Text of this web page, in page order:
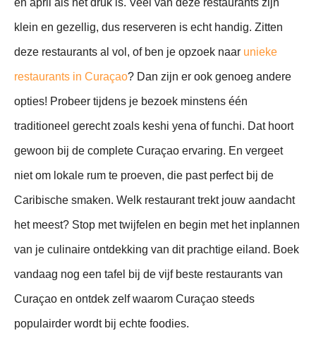
en april als het druk is. Veel van deze restaurants zijn
klein en gezellig, dus reserveren is echt handig. Zitten
deze restaurants al vol, of ben je opzoek naar unieke
restaurants in Curaçao? Dan zijn er ook genoeg andere
opties! Probeer tijdens je bezoek minstens één
traditioneel gerecht zoals keshi yena of funchi. Dat hoort
gewoon bij de complete Curaçao ervaring. En vergeet
niet om lokale rum te proeven, die past perfect bij de
Caribische smaken. Welk restaurant trekt jouw aandacht
het meest? Stop met twijfelen en begin met het inplannen
van je culinaire ontdekking van dit prachtige eiland. Boek
vandaag nog een tafel bij de vijf beste restaurants van
Curaçao en ontdek zelf waarom Curaçao steeds
populairder wordt bij echte foodies.